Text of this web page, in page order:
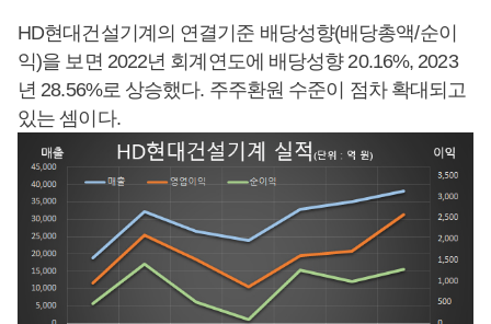
HD현대건설기계의 연결기준 배당성향(배당총액/순이
익)을 보면 2022년 회계연도에 배당성향 20.16%, 2023
년 28.56%로 상승했다. 주주환원 수준이 점차 확대되고
있는 셈이다.